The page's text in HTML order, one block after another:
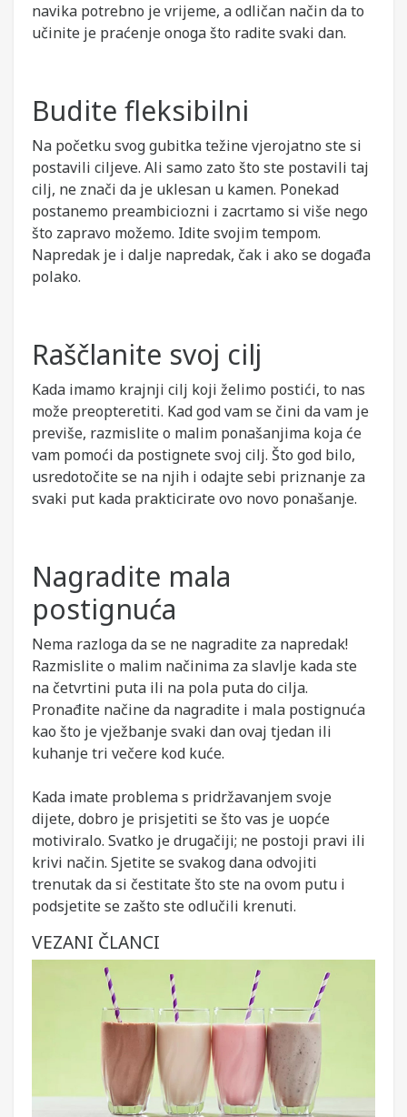
navika potrebno je vrijeme, a odličan način da to
učinite je praćenje onoga što radite svaki dan.
Budite fleksibilni
Na početku svog gubitka težine vjerojatno ste si
postavili ciljeve. Ali samo zato što ste postavili taj
cilj, ne znači da je uklesan u kamen. Ponekad
postanemo preambiciozni i zacrtamo si više nego
što zapravo možemo. Idite svojim tempom.
Napredak je i dalje napredak, čak i ako se događa
polako.
Raščlanite svoj cilj
Kada imamo krajnji cilj koji želimo postići, to nas
može preopteretiti. Kad god vam se čini da vam je
previše, razmislite o malim ponašanjima koja će
vam pomoći da postignete svoj cilj. Što god bilo,
usredotočite se na njih i odajte sebi priznanje za
svaki put kada prakticirate ovo novo ponašanje.
Nagradite mala
postignuća
Nema razloga da se ne nagradite za napredak!
Razmislite o malim načinima za slavlje kada ste
na četvrtini puta ili na pola puta do cilja.
Pronađite načine da nagradite i mala postignuća
kao što je vježbanje svaki dan ovaj tjedan ili
kuhanje tri večere kod kuće.
Kada imate problema s pridržavanjem svoje
dijete, dobro je prisjetiti se što vas je uopće
motiviralo. Svatko je drugačiji; ne postoji pravi ili
krivi način. Sjetite se svakog dana odvojiti
trenutak da si čestitate što ste na ovom putu i
podsjetite se zašto ste odlučili krenuti.
VEZANI ČLANCI